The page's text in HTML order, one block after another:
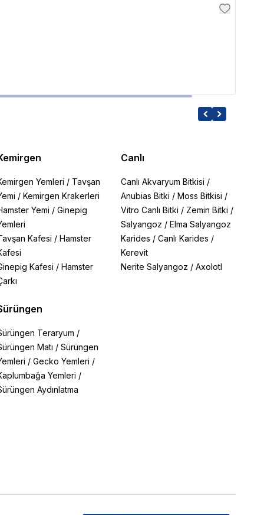
Yemleri / Tavşan
/ Kemirgen Krakerleri
Yemi / Ginepig
Kafesi / Hamster
Kafesi / Hamster
Teraryum /
Matı / Sürüngen
/ Gecko Yemleri /
Yemleri /
Aydınlatma
Canlı
Canlı Akvaryum Bitkisi /
Anubias Bitki /Moss Bitkisi /
Vitro Canlı Bitki / Zemin Bitki /
Salyangoz /Elma Salyangoz
Karides /Canlı Karides /
Kerevit
Nerite Salyangoz /Axolotl